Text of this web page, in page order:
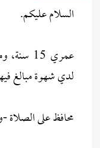
السلام عليكم.
عمري
لدي شهوة مبالغ
محافظ على الصلاة